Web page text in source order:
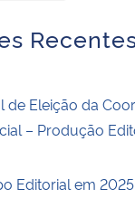
de Eleição da
– Produção
Editorial em 2025